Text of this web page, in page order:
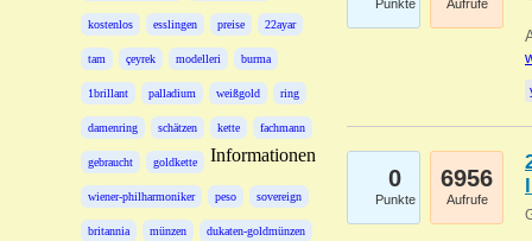
kostenlos esslingen preise 22ayar
tam çeyrek modelleri burma
1brillant palladium weißgold ring
damenring schätzen kette fachmann
gebraucht goldkette
wiener-philharmoniker peso sovereign
britannia münzen dukaten-goldmünzen
Informationen
Punkte Aufrufe
0
Punkte
6956
Aufrufe